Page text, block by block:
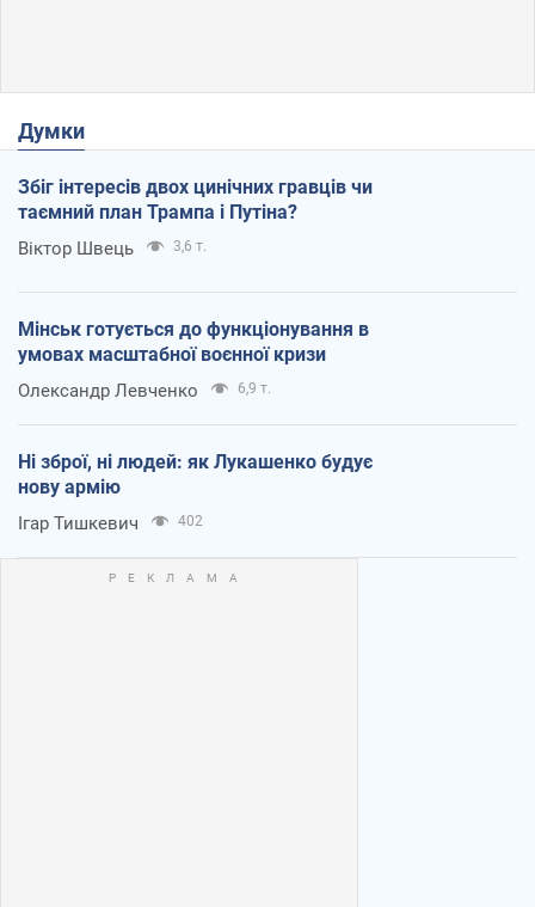
Думки
Збіг інтересів двох цинічних гравців чи
таємний план Трампа і Путіна?
Віктор Швець 3,6 т.
Мінськ готується до функціонування в
умовах масштабної воєнної кризи
Олександр Левченко 6,9 т.
Ні зброї, ні людей: як Лукашенко будує
нову армію
Ігар Тишкевич 402